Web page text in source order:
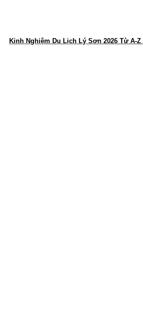
Kinh Nghiệm Du Lịch Lý Sơn 2026 Từ A-